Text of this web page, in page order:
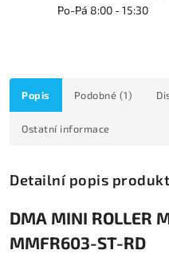
Po-Pá 8:00 - 15:30
Popis Podobné (1)
Ostatní informace
Detailní popis
DMA MINI ROLLER
MMFR603-ST-RD